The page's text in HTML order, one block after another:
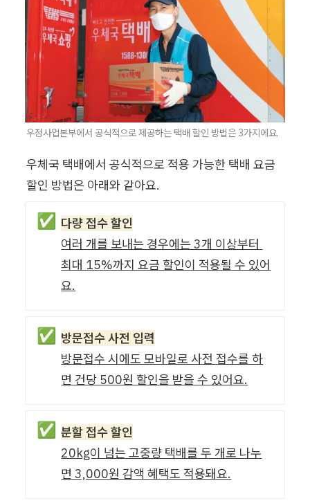
우정사업본부에서 공식적으로 제공하는 택배 할인 방법은 3가지에요.
우체국 택배에서 공식적으로 적용 가능한 택배 요금
할인 방법은 아래와 같아요.
✅ 다량 접수 할인
여러 개를 보내는 경우에는 3개 이상부터
최대 15%까지 요금 할인이 적용될 수 있어
요.
✅ 방문접수 사전 입력
방문접수 시에도 모바일로 사전 접수를 하
면 건당 500원 할인을 받을 수 있어요.
✅ 분할 접수 할인
20kg이 넘는 고중량 택배를 두 개로 나누
면 3,000원 감액 혜택도 적용돼요.